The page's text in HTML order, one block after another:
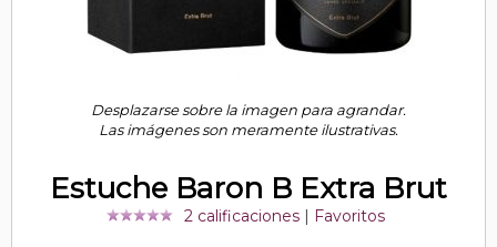
Desplazarse sobre la imagen para agrandar.
Las imágenes son meramente ilustrativas.
Estuche Baron B Extra Brut
2 calificaciones| Favoritos